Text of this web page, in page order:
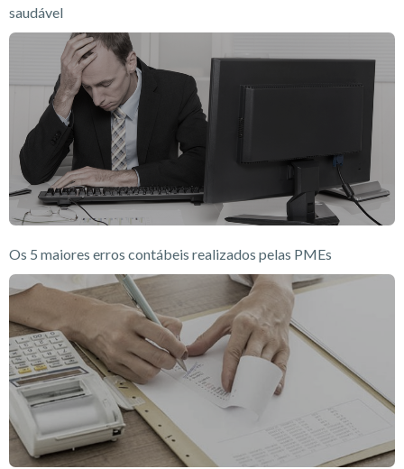
saudável
Os 5 maiores erros contábeis realizados pelas PMEs